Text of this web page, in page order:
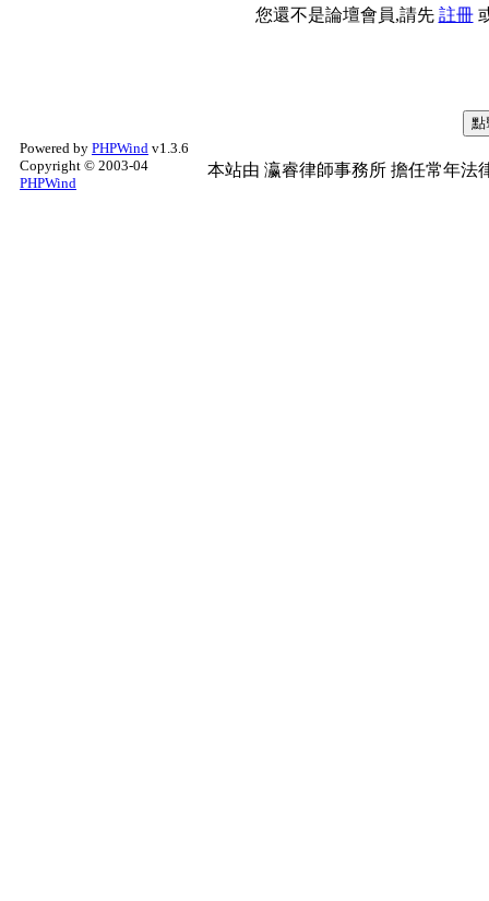
您還不是論壇會員,請先 註冊
Powered by PHPWind v1.3.6
Copyright © 2003-04
PHPWind
本站由 瀛睿律師事務所 擔任常年法